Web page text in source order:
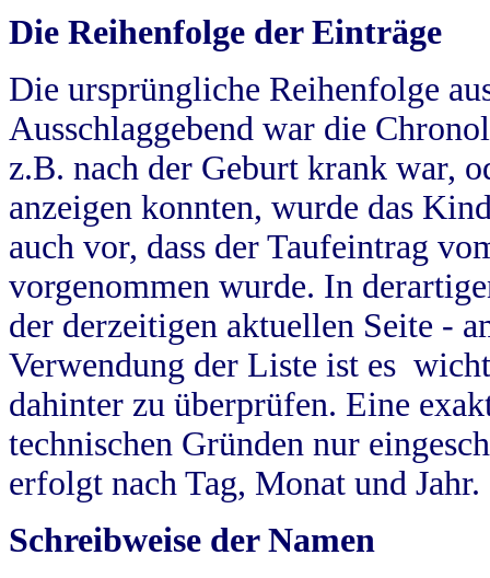
Die Reihenfolge der Einträge
Die ursprüngliche Reihenfolge
Ausschlaggebend war die
z.B. nach der Geburt krank war,
anzeigen konnten, wurde das
auch vor, dass der Taufeintrag
vorgenommen wurde. In
der derzeitigen aktuellen Seite -
Verwendung der Liste ist es
dahinter zu überprüfen. Eine
technischen Gründen nur
erfolgt nach Tag, Monat und Jahr.
Schreibweise der Namen